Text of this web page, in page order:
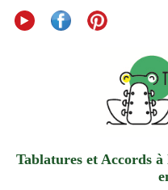
Tablatures et Accords